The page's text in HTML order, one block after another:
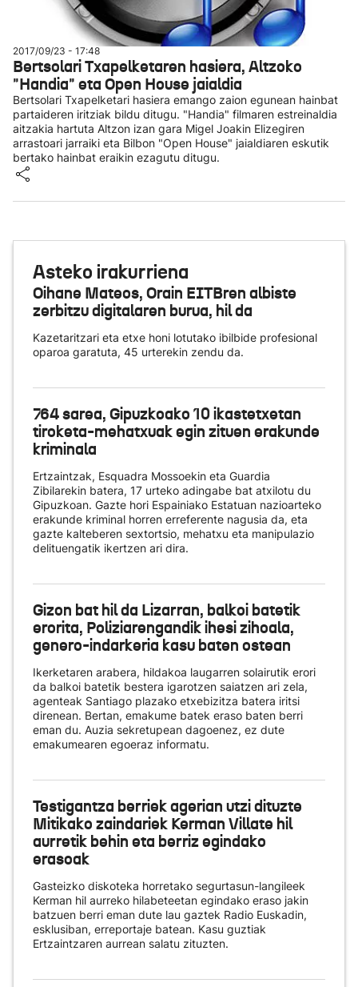
2017/09/23 - 17:48
Bertsolari Txapelketaren hasiera, Altzoko
"Handia" eta Open House jaialdia
Bertsolari Txapelketari hasiera emango zaion egunean hainbat
partaideren iritziak bildu ditugu. "Handia" filmaren estreinaldia
aitzakia hartuta Altzon izan gara Migel Joakin Elizegiren
arrastoari jarraiki eta Bilbon "Open House" jaialdiaren eskutik
bertako hainbat eraikin ezagutu ditugu.
Asteko irakurriena
Oihane Mateos, Orain EITBren albiste
zerbitzu digitalaren burua, hil da
Kazetaritzari eta etxe honi lotutako ibilbide profesional
oparoa garatuta, 45 urterekin zendu da.
764 sarea, Gipuzkoako 10 ikastetxetan
tiroketa-mehatxuak egin zituen erakunde
kriminala
Ertzaintzak, Esquadra Mossoekin eta Guardia
Zibilarekin batera, 17 urteko adingabe bat atxilotu du
Gipuzkoan. Gazte hori Espainiako Estatuan nazioarteko
erakunde kriminal horren erreferente nagusia da, eta
gazte kalteberen sextortsio, mehatxu eta manipulazio
delituengatik ikertzen ari dira.
Gizon bat hil da Lizarran, balkoi batetik
erorita, Poliziarengandik ihesi zihoala,
genero-indarkeria kasu baten ostean
Ikerketaren arabera, hildakoa laugarren solairutik erori
da balkoi batetik bestera igarotzen saiatzen ari zela,
agenteak Santiago plazako etxebizitza batera iritsi
direnean. Bertan, emakume batek eraso baten berri
eman du. Auzia sekretupean dagoenez, ez dute
emakumearen egoeraz informatu.
Testigantza berriek agerian utzi dituzte
Mitikako zaindariek Kerman Villate hil
aurretik behin eta berriz egindako
erasoak
Gasteizko diskoteka horretako segurtasun-langileek
Kerman hil aurreko hilabeteetan egindako eraso jakin
batzuen berri eman dute lau gaztek Radio Euskadin,
esklusiban, erreportaje batean. Kasu guztiak
Ertzaintzaren aurrean salatu zituzten.